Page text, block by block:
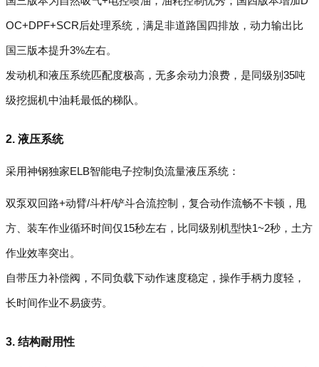
OC+DPF+SCR后处理系统，满足非道路国四排放，动力输出比
国三版本提升3%左右。
发动机和液压系统匹配度极高，无多余动力浪费，是同级别35吨
级挖掘机中油耗最低的梯队。
2. 液压系统
采用神钢独家ELB智能电子控制负流量液压系统：
双泵双回路+动臂/斗杆/铲斗合流控制，复合动作流畅不卡顿，甩
方、装车作业循环时间仅15秒左右，比同级别机型快1~2秒，土方
作业效率突出。
自带压力补偿阀，不同负载下动作速度稳定，操作手柄力度轻，
长时间作业不易疲劳。
3. 结构耐用性